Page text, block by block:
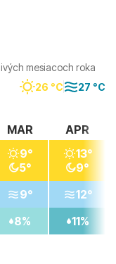
mesiacoch roka
26 °C 27 °C
MAR
9°
5°
9°
8%
APR
13°
9°
12°
11%